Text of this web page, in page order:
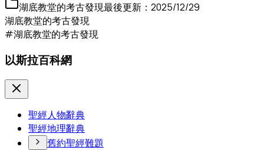
湖底教堂的考古發現最後更新： 2025/12/29
湖底教堂的考古發現
#湖底教堂的考古發現
以斯拉百科網
聖經人物辭典
聖經地理辭典
舊約聖經難題